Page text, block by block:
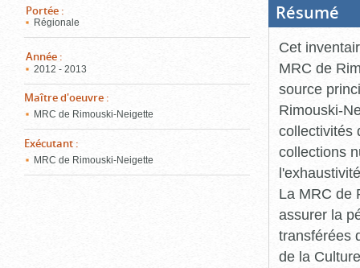
Portée :
Régionale
Année :
2012 - 2013
Maître d'oeuvre :
MRC de Rimouski-Neigette
Exécutant :
MRC de Rimouski-Neigette
Résumé
Cet
MRC de
source
Rimouski-
collectivités
collections
La MRC de
assurer la
transférées
de la